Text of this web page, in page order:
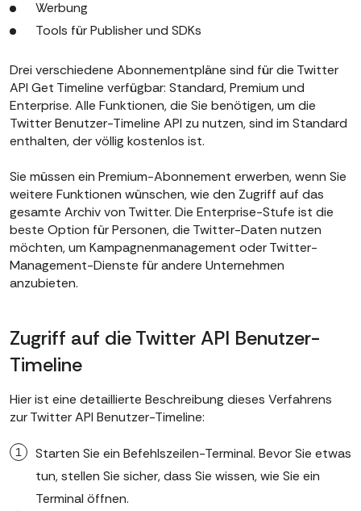
Werbung
Tools für Publisher und SDKs
Drei verschiedene Abonnementpläne sind für die Twitter
API Get Timeline verfügbar: Standard, Premium und
Enterprise. Alle Funktionen, die Sie benötigen, um die
Twitter Benutzer-Timeline API zu nutzen, sind im Standard
enthalten, der völlig kostenlos ist.
Sie müssen ein Premium-Abonnement erwerben, wenn Sie
weitere Funktionen wünschen, wie den Zugriff auf das
gesamte Archiv von Twitter. Die Enterprise-Stufe ist die
beste Option für Personen, die Twitter-Daten nutzen
möchten, um Kampagnenmanagement oder Twitter-
Management-Dienste für andere Unternehmen
anzubieten.
Zugriff auf die Twitter API Benutzer-
Timeline
Hier ist eine detaillierte Beschreibung dieses Verfahrens
zur Twitter API Benutzer-Timeline:
Starten Sie ein Befehlszeilen-Terminal. Bevor Sie etwas
tun, stellen Sie sicher, dass Sie wissen, wie Sie ein
Terminal öffnen.